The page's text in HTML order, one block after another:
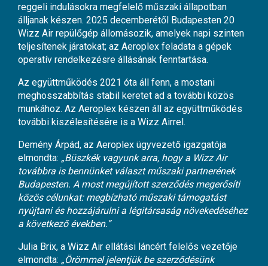
reggeli indulásokra megfelelő műszaki állapotban
álljanak készen. 2025 decemberétől Budapesten 20
Wizz Air repülőgép állomásozik, amelyek napi szinten
teljesítenek járatokat; az Aeroplex feladata a gépek
operatív rendelkezésre állásának fenntartása.
Az együttműködés 2021 óta áll fenn, a mostani
meghosszabbítás stabil keretet ad a további közös
munkához. Az Aeroplex készen áll az együttműködés
további kiszélesítésére is a Wizz Airrel.
Demény Árpád, az Aeroplex ügyvezető igazgatója
elmondta: „Büszkék vagyunk arra, hogy a Wizz Air
továbbra is bennünket választ műszaki partnerének
Budapesten. A most megújított szerződés megerősíti
közös célunkat: megbízható műszaki támogatást
nyújtani és hozzájárulni a légitársaság növekedéséhez
a következő években.”
Julia Brix, a Wizz Air ellátási láncért felelős vezetője
elmondta: „Örömmel jelentjük be szerződésünk